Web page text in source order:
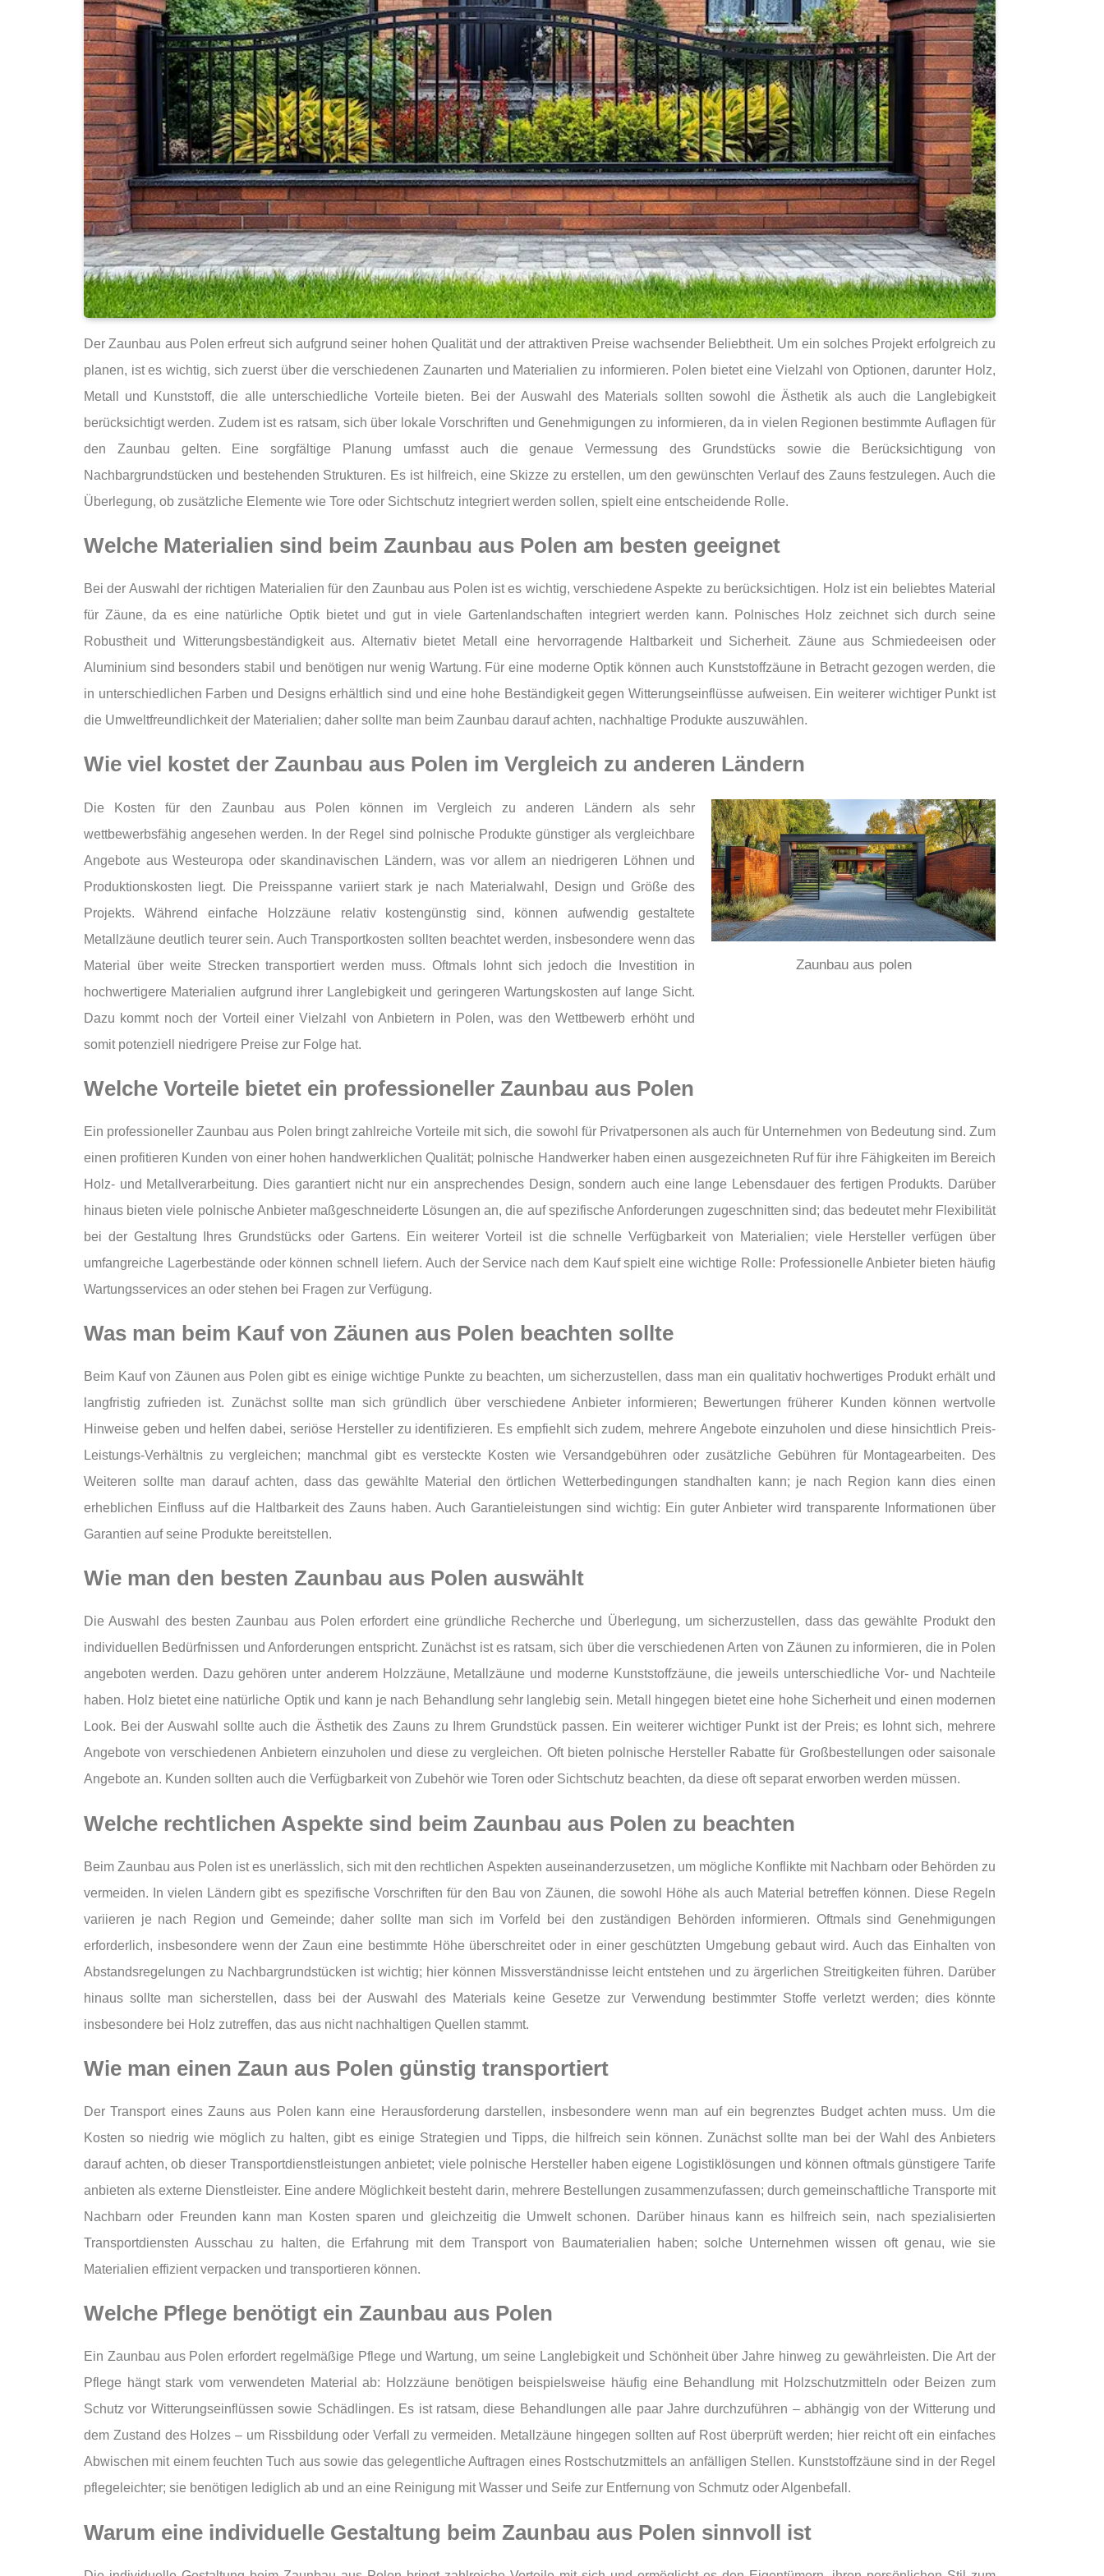
Der Zaunbau aus Polen erfreut sich aufgrund seiner hohen Qualität und der attraktiven Preise wachsender Beliebtheit. Um ein solches Projekt erfolgreich zu
planen, ist es wichtig, sich zuerst über die verschiedenen Zaunarten und Materialien zu informieren. Polen bietet eine Vielzahl von Optionen, darunter Holz,
Metall und Kunststoff, die alle unterschiedliche Vorteile bieten. Bei der Auswahl des Materials sollten sowohl die Ästhetik als auch die Langlebigkeit
berücksichtigt werden. Zudem ist es ratsam, sich über lokale Vorschriften und Genehmigungen zu informieren, da in vielen Regionen bestimmte Auflagen für
den Zaunbau gelten. Eine sorgfältige Planung umfasst auch die genaue Vermessung des Grundstücks sowie die Berücksichtigung von
Nachbargrundstücken und bestehenden Strukturen. Es ist hilfreich, eine Skizze zu erstellen, um den gewünschten Verlauf des Zauns festzulegen. Auch die
Überlegung, ob zusätzliche Elemente wie Tore oder Sichtschutz integriert werden sollen, spielt eine entscheidende Rolle.
Welche Materialien sind beim Zaunbau aus Polen am besten geeignet
Bei der Auswahl der richtigen Materialien für den Zaunbau aus Polen ist es wichtig, verschiedene Aspekte zu berücksichtigen. Holz ist ein beliebtes Material
für Zäune, da es eine natürliche Optik bietet und gut in viele Gartenlandschaften integriert werden kann. Polnisches Holz zeichnet sich durch seine
Robustheit und Witterungsbeständigkeit aus. Alternativ bietet Metall eine hervorragende Haltbarkeit und Sicherheit. Zäune aus Schmiedeeisen oder
Aluminium sind besonders stabil und benötigen nur wenig Wartung. Für eine moderne Optik können auch Kunststoffzäune in Betracht gezogen werden, die
in unterschiedlichen Farben und Designs erhältlich sind und eine hohe Beständigkeit gegen Witterungseinflüsse aufweisen. Ein weiterer wichtiger Punkt ist
die Umweltfreundlichkeit der Materialien; daher sollte man beim Zaunbau darauf achten, nachhaltige Produkte auszuwählen.
Wie viel kostet der Zaunbau aus Polen im Vergleich zu anderen Ländern
Zaunbau aus polen
Die Kosten für den Zaunbau aus Polen können im Vergleich zu anderen Ländern als sehr
wettbewerbsfähig angesehen werden. In der Regel sind polnische Produkte günstiger als vergleichbare
Angebote aus Westeuropa oder skandinavischen Ländern, was vor allem an niedrigeren Löhnen und
Produktionskosten liegt. Die Preisspanne variiert stark je nach Materialwahl, Design und Größe des
Projekts. Während einfache Holzzäune relativ kostengünstig sind, können aufwendig gestaltete
Metallzäune deutlich teurer sein. Auch Transportkosten sollten beachtet werden, insbesondere wenn das
Material über weite Strecken transportiert werden muss. Oftmals lohnt sich jedoch die Investition in
hochwertigere Materialien aufgrund ihrer Langlebigkeit und geringeren Wartungskosten auf lange Sicht.
Dazu kommt noch der Vorteil einer Vielzahl von Anbietern in Polen, was den Wettbewerb erhöht und
somit potenziell niedrigere Preise zur Folge hat.
Welche Vorteile bietet ein professioneller Zaunbau aus Polen
Ein professioneller Zaunbau aus Polen bringt zahlreiche Vorteile mit sich, die sowohl für Privatpersonen als auch für Unternehmen von Bedeutung sind. Zum
einen profitieren Kunden von einer hohen handwerklichen Qualität; polnische Handwerker haben einen ausgezeichneten Ruf für ihre Fähigkeiten im Bereich
Holz- und Metallverarbeitung. Dies garantiert nicht nur ein ansprechendes Design, sondern auch eine lange Lebensdauer des fertigen Produkts. Darüber
hinaus bieten viele polnische Anbieter maßgeschneiderte Lösungen an, die auf spezifische Anforderungen zugeschnitten sind; das bedeutet mehr Flexibilität
bei der Gestaltung Ihres Grundstücks oder Gartens. Ein weiterer Vorteil ist die schnelle Verfügbarkeit von Materialien; viele Hersteller verfügen über
umfangreiche Lagerbestände oder können schnell liefern. Auch der Service nach dem Kauf spielt eine wichtige Rolle: Professionelle Anbieter bieten häufig
Wartungsservices an oder stehen bei Fragen zur Verfügung.
Was man beim Kauf von Zäunen aus Polen beachten sollte
Beim Kauf von Zäunen aus Polen gibt es einige wichtige Punkte zu beachten, um sicherzustellen, dass man ein qualitativ hochwertiges Produkt erhält und
langfristig zufrieden ist. Zunächst sollte man sich gründlich über verschiedene Anbieter informieren; Bewertungen früherer Kunden können wertvolle
Hinweise geben und helfen dabei, seriöse Hersteller zu identifizieren. Es empfiehlt sich zudem, mehrere Angebote einzuholen und diese hinsichtlich Preis-
Leistungs-Verhältnis zu vergleichen; manchmal gibt es versteckte Kosten wie Versandgebühren oder zusätzliche Gebühren für Montagearbeiten. Des
Weiteren sollte man darauf achten, dass das gewählte Material den örtlichen Wetterbedingungen standhalten kann; je nach Region kann dies einen
erheblichen Einfluss auf die Haltbarkeit des Zauns haben. Auch Garantieleistungen sind wichtig: Ein guter Anbieter wird transparente Informationen über
Garantien auf seine Produkte bereitstellen.
Wie man den besten Zaunbau aus Polen auswählt
Die Auswahl des besten Zaunbau aus Polen erfordert eine gründliche Recherche und Überlegung, um sicherzustellen, dass das gewählte Produkt den
individuellen Bedürfnissen und Anforderungen entspricht. Zunächst ist es ratsam, sich über die verschiedenen Arten von Zäunen zu informieren, die in Polen
angeboten werden. Dazu gehören unter anderem Holzzäune, Metallzäune und moderne Kunststoffzäune, die jeweils unterschiedliche Vor- und Nachteile
haben. Holz bietet eine natürliche Optik und kann je nach Behandlung sehr langlebig sein. Metall hingegen bietet eine hohe Sicherheit und einen modernen
Look. Bei der Auswahl sollte auch die Ästhetik des Zauns zu Ihrem Grundstück passen. Ein weiterer wichtiger Punkt ist der Preis; es lohnt sich, mehrere
Angebote von verschiedenen Anbietern einzuholen und diese zu vergleichen. Oft bieten polnische Hersteller Rabatte für Großbestellungen oder saisonale
Angebote an. Kunden sollten auch die Verfügbarkeit von Zubehör wie Toren oder Sichtschutz beachten, da diese oft separat erworben werden müssen.
Welche rechtlichen Aspekte sind beim Zaunbau aus Polen zu beachten
Beim Zaunbau aus Polen ist es unerlässlich, sich mit den rechtlichen Aspekten auseinanderzusetzen, um mögliche Konflikte mit Nachbarn oder Behörden zu
vermeiden. In vielen Ländern gibt es spezifische Vorschriften für den Bau von Zäunen, die sowohl Höhe als auch Material betreffen können. Diese Regeln
variieren je nach Region und Gemeinde; daher sollte man sich im Vorfeld bei den zuständigen Behörden informieren. Oftmals sind Genehmigungen
erforderlich, insbesondere wenn der Zaun eine bestimmte Höhe überschreitet oder in einer geschützten Umgebung gebaut wird. Auch das Einhalten von
Abstandsregelungen zu Nachbargrundstücken ist wichtig; hier können Missverständnisse leicht entstehen und zu ärgerlichen Streitigkeiten führen. Darüber
hinaus sollte man sicherstellen, dass bei der Auswahl des Materials keine Gesetze zur Verwendung bestimmter Stoffe verletzt werden; dies könnte
insbesondere bei Holz zutreffen, das aus nicht nachhaltigen Quellen stammt.
Wie man einen Zaun aus Polen günstig transportiert
Der Transport eines Zauns aus Polen kann eine Herausforderung darstellen, insbesondere wenn man auf ein begrenztes Budget achten muss. Um die
Kosten so niedrig wie möglich zu halten, gibt es einige Strategien und Tipps, die hilfreich sein können. Zunächst sollte man bei der Wahl des Anbieters
darauf achten, ob dieser Transportdienstleistungen anbietet; viele polnische Hersteller haben eigene Logistiklösungen und können oftmals günstigere Tarife
anbieten als externe Dienstleister. Eine andere Möglichkeit besteht darin, mehrere Bestellungen zusammenzufassen; durch gemeinschaftliche Transporte mit
Nachbarn oder Freunden kann man Kosten sparen und gleichzeitig die Umwelt schonen. Darüber hinaus kann es hilfreich sein, nach spezialisierten
Transportdiensten Ausschau zu halten, die Erfahrung mit dem Transport von Baumaterialien haben; solche Unternehmen wissen oft genau, wie sie
Materialien effizient verpacken und transportieren können.
Welche Pflege benötigt ein Zaunbau aus Polen
Ein Zaunbau aus Polen erfordert regelmäßige Pflege und Wartung, um seine Langlebigkeit und Schönheit über Jahre hinweg zu gewährleisten. Die Art der
Pflege hängt stark vom verwendeten Material ab: Holzzäune benötigen beispielsweise häufig eine Behandlung mit Holzschutzmitteln oder Beizen zum
Schutz vor Witterungseinflüssen sowie Schädlingen. Es ist ratsam, diese Behandlungen alle paar Jahre durchzuführen – abhängig von der Witterung und
dem Zustand des Holzes – um Rissbildung oder Verfall zu vermeiden. Metallzäune hingegen sollten auf Rost überprüft werden; hier reicht oft ein einfaches
Abwischen mit einem feuchten Tuch aus sowie das gelegentliche Auftragen eines Rostschutzmittels an anfälligen Stellen. Kunststoffzäune sind in der Regel
pflegeleichter; sie benötigen lediglich ab und an eine Reinigung mit Wasser und Seife zur Entfernung von Schmutz oder Algenbefall.
Warum eine individuelle Gestaltung beim Zaunbau aus Polen sinnvoll ist